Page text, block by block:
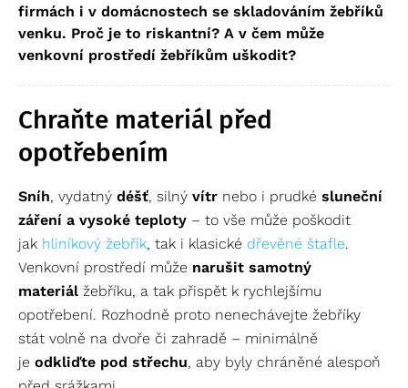
firmách i v domácnostech se skladováním žebříků
venku. Proč je to riskantní? A v čem může
venkovní prostředí žebříkům uškodit?
Chraňte materiál před
opotřebením
Sníh, vydatný déšť, silný vítr nebo i prudké sluneční
záření a vysoké teploty – to vše může poškodit
jak hliníkový žebřík, tak i klasické dřevěné štafle.
Venkovní prostředí může narušit samotný
materiál žebříku, a tak přispět k rychlejšímu
opotřebení. Rozhodně proto nenechávejte žebříky
stát volně na dvoře či zahradě – minimálně
je odkliďte pod střechu, aby byly chráněné alespoň